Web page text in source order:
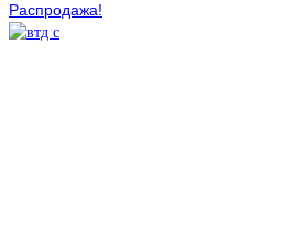
Распродажа!